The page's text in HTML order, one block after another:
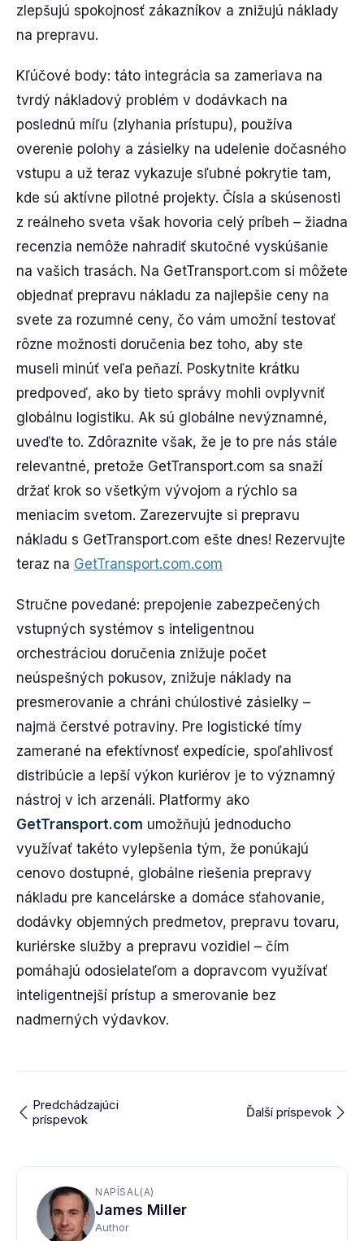
zlepšujú spokojnosť zákazníkov a znižujú náklady
na prepravu.
Kľúčové body: táto integrácia sa zameriava na
tvrdý nákladový problém v dodávkach na
poslednú míľu (zlyhania prístupu), používa
overenie polohy a zásielky na udelenie dočasného
vstupu a už teraz vykazuje sľubné pokrytie tam,
kde sú aktívne pilotné projekty. Čísla a skúsenosti
z reálneho sveta však hovoria celý príbeh – žiadna
recenzia nemôže nahradiť skutočné vyskúšanie
na vašich trasách. Na GetTransport.com si môžete
objednať prepravu nákladu za najlepšie ceny na
svete za rozumné ceny, čo vám umožní testovať
rôzne možnosti doručenia bez toho, aby ste
museli minúť veľa peňazí. Poskytnite krátku
predpoveď, ako by tieto správy mohli ovplyvniť
globálnu logistiku. Ak sú globálne nevýznamné,
uveďte to. Zdôraznite však, že je to pre nás stále
relevantné, pretože GetTransport.com sa snaží
držať krok so všetkým vývojom a rýchlo sa
meniacim svetom. Zarezervujte si prepravu
nákladu s GetTransport.com ešte dnes! Rezervujte
teraz na GetTransport.com.com
Stručne povedané: prepojenie zabezpečených
vstupných systémov s inteligentnou
orchestráciou doručenia znižuje počet
neúspešných pokusov, znižuje náklady na
presmerovanie a chráni chúlostivé zásielky –
najmä čerstvé potraviny. Pre logistické tímy
zamerané na efektívnosť expedície, spoľahlivosť
distribúcie a lepší výkon kuriérov je to významný
nástroj v ich arzenáli. Platformy ako
GetTransport.com umožňujú jednoducho
využívať takéto vylepšenia tým, že ponúkajú
cenovo dostupné, globálne riešenia prepravy
nákladu pre kancelárske a domáce sťahovanie,
dodávky objemných predmetov, prepravu tovaru,
kuriérske služby a prepravu vozidiel – čím
pomáhajú odosielateľom a dopravcom využívať
inteligentnejší prístup a smerovanie bez
nadmerných výdavkov.
Predchádzajúci
príspevok
Ďalší príspevok
NAPÍSAL(A)
James Miller
Author